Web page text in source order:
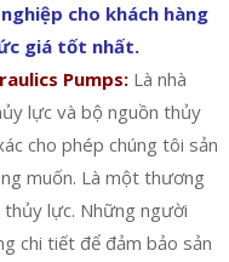
cho khách hàng
giá tốt nhất.
Pumps: Là nhà
lực và bộ nguồn thủy
cho phép chúng tôi sản
muốn. Là một thương
lực. Những người
chi tiết để đảm bảo sản